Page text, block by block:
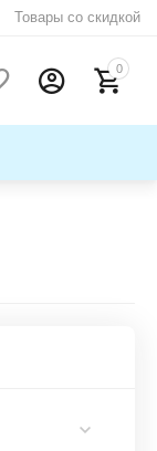
Товары со скидкой
0